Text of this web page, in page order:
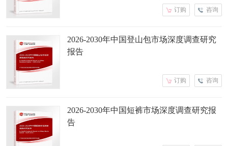
咨询
订购
2026-2030年中国登山包市场深度调查研究
报告
咨询
订购
2026-2030年中国短裤市场深度调查研究报
告